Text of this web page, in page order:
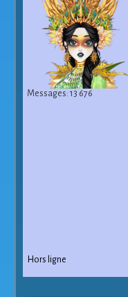
Messages: 13 676
Hors ligne